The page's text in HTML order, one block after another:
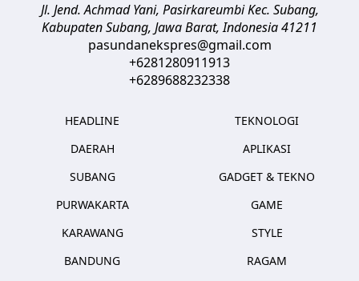
Jl. Jend. Achmad Yani, Pasirkareumbi Kec. Subang,
Kabupaten Subang, Jawa Barat,Indonesia41211
pasundanekspres@gmail.com
+6281280911913
+6289688232338
HEADLINE
DAERAH
SUBANG
PURWAKARTA
KARAWANG
BANDUNG
TEKNOLOGI
APLIKASI
GADGET & TEKNO
GAME
STYLE
RAGAM